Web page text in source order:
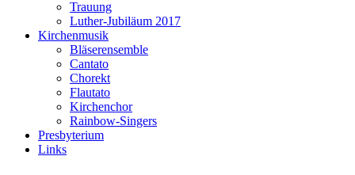
Trauung
Luther-Jubiläum 2017
Kirchenmusik
Bläserensemble
Cantato
Chorekt
Flautato
Kirchenchor
Rainbow-Singers
Presbyterium
Links